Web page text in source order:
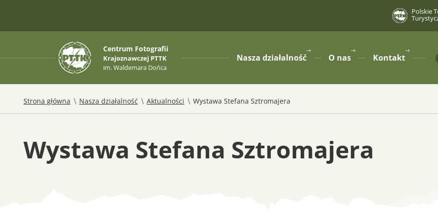
Polskie
Centrum Fotografii
Krajoznawczej PTTK
im. Waldemara Dońca
dla
Nasza działalność
dla
O nas
dla
Kontakt
Strona główna /
Nasza działalność /
Aktualności /
Wystawa Stefana Sztromajera
Wystawa Stefana Sztromajera